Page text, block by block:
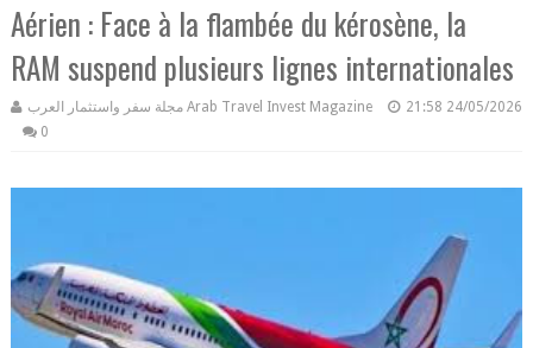
Aérien : Face à la flambée du kérosène, la
RAM suspend plusieurs lignes internationales
مجلة سفر واستثمار العرب Arab Travel Invest Magazine 21:58 24/05/2026
0